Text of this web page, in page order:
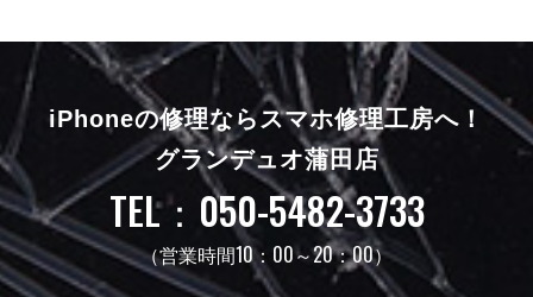
iPhoneの修理ならスマホ修理工房へ！
グランデュオ蒲田店
TEL：050-5482-3733
（営業時間10：00～20：00）